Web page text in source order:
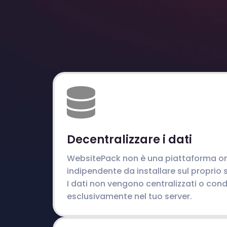
Decentralizzare i dati
WebsitePack non è una piattaforma
indipendente da installare sul proprio
I dati non vengono centralizzati o
esclusivamente nel tuo server.